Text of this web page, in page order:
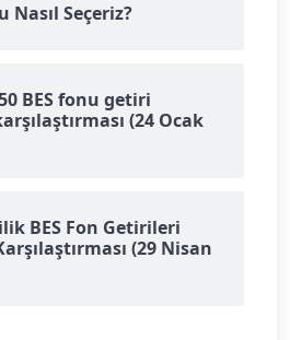
Nasıl Seçeriz?
BES fonu getiri
(24 Ocak
BES Fon Getirileri
(29 Nisan